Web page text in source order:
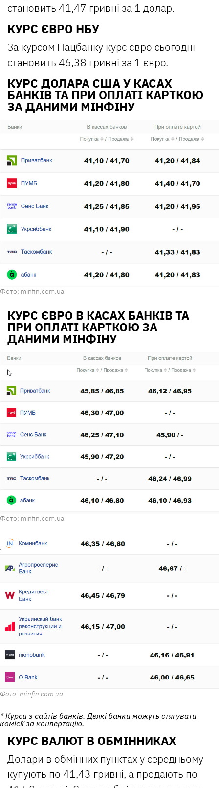
становить 41,47 гривні за 1 долар.
КУРС ЄВРО НБУ
За курсом Нацбанку курс євро сьогодні
становить 46,38 гривні за 1 євро.
КУРС ДОЛАРА США У КАСАХ
БАНКІВ ТА ПРИ ОПЛАТІ КАРТКОЮ
ЗА ДАНИМИ МІНФІНУ
Фото: minfin.com.ua
КУРС ЄВРО В КАСАХ БАНКІВ ТА
ПРИ ОПЛАТІ КАРТКОЮ ЗА
ДАНИМИ МІНФІНУ
Фото: minfin.com.ua
Фото: minfin.com.ua
* Курси з сайтів банків. Деякі банки можуть стягувати
комісії за конвертацію.
КУРС ВАЛЮТ В ОБМІННИКАХ
Долари в обмінних пунктах у середньому
купують по 41,43 гривні, а продають по